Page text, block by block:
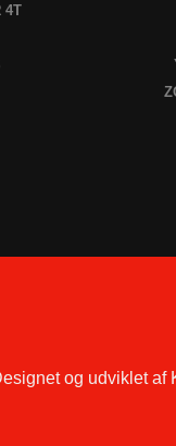
4T
og udviklet af